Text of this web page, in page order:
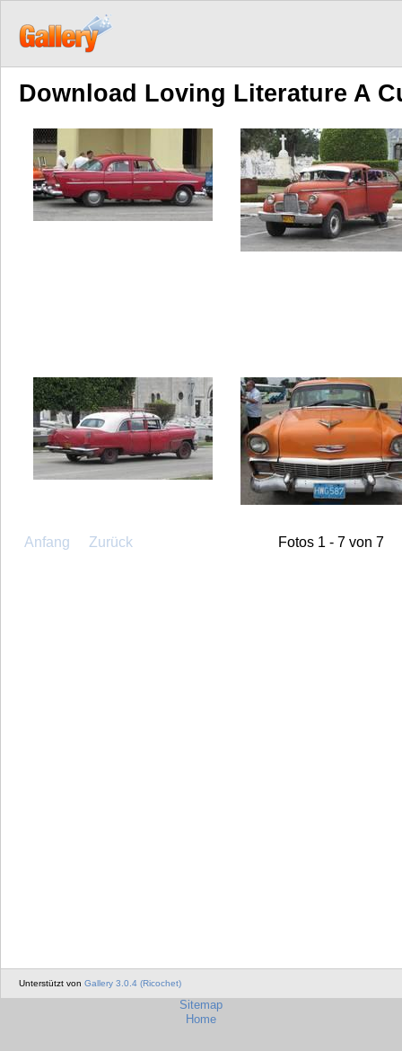
Download Loving Literature A
Anfang Zurück Fotos 1 - 7 von 7
Unterstützt von Gallery 3.0.4 (Ricochet)
Sitemap
Home